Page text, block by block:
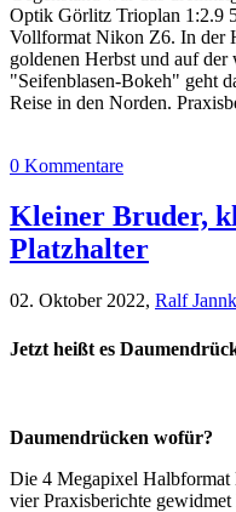
Optik Görlitz Trioplan 1:2.9
Vollformat Nikon Z6. In der
goldenen Herbst und auf
"Seifenblasen-Bokeh" geht
Reise in den Norden.
0 Kommentare
Kleiner Bruder,
Platzhalter
02. Oktober 2022, Ralf
Jetzt heißt es
Daumendrücken wofür?
Die 4 Megapixel
vier Praxisberichte gewidmet